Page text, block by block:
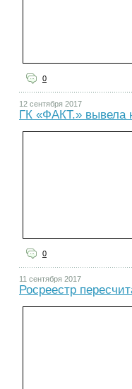
0
12 сентября 2017
ГК «ФАКТ.» вывела
0
11 сентября 2017
Росреестр